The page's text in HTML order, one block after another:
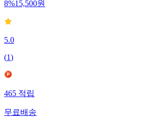
8%15,500원
5.0
(1)
465적립
무료배송